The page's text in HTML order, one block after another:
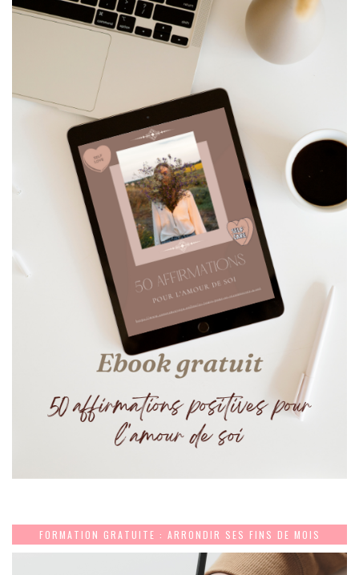
FORMATION GRATUITE : ARRONDIR SES FINS DE MOIS